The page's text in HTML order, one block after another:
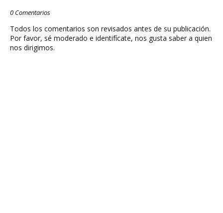
0 Comentarios
Todos los comentarios son revisados antes de su publicación.
Por favor, sé moderado e identifícate, nos gusta saber a quien
nos dirigimos.